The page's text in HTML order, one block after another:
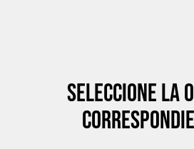
SELECCIONE LA